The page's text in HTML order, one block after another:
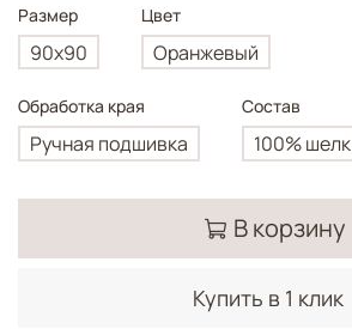
Размер
90х90
Цвет
Оранжевый
Обработка края
Ручная подшивка
Состав
100% шелк
В корзину
Купить в 1 клик